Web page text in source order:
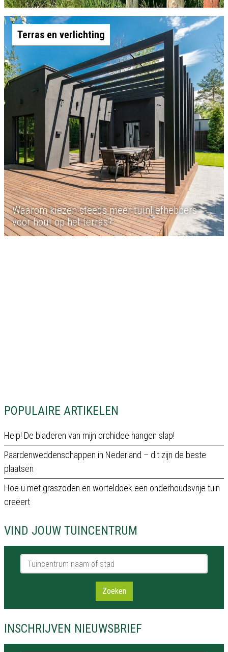
POPULAIRE ARTIKELEN
Help! De bladeren van mijn orchidee hangen slap!
Paardenweddenschappen in Nederland – dit zijn de beste
plaatsen
Hoe u met graszoden en worteldoek een onderhoudsvrije tuin
creëert
VIND JOUW TUINCENTRUM
Tuincentrum naam of stad
Zoeken
INSCHRIJVEN NIEUWSBRIEF
Terras en verlichting
Waarom kiezen steeds meer tuinliefhebbers
voor hout op het terras?